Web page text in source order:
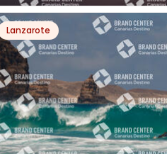
PLAYA DE FAMARA
Lanzarote